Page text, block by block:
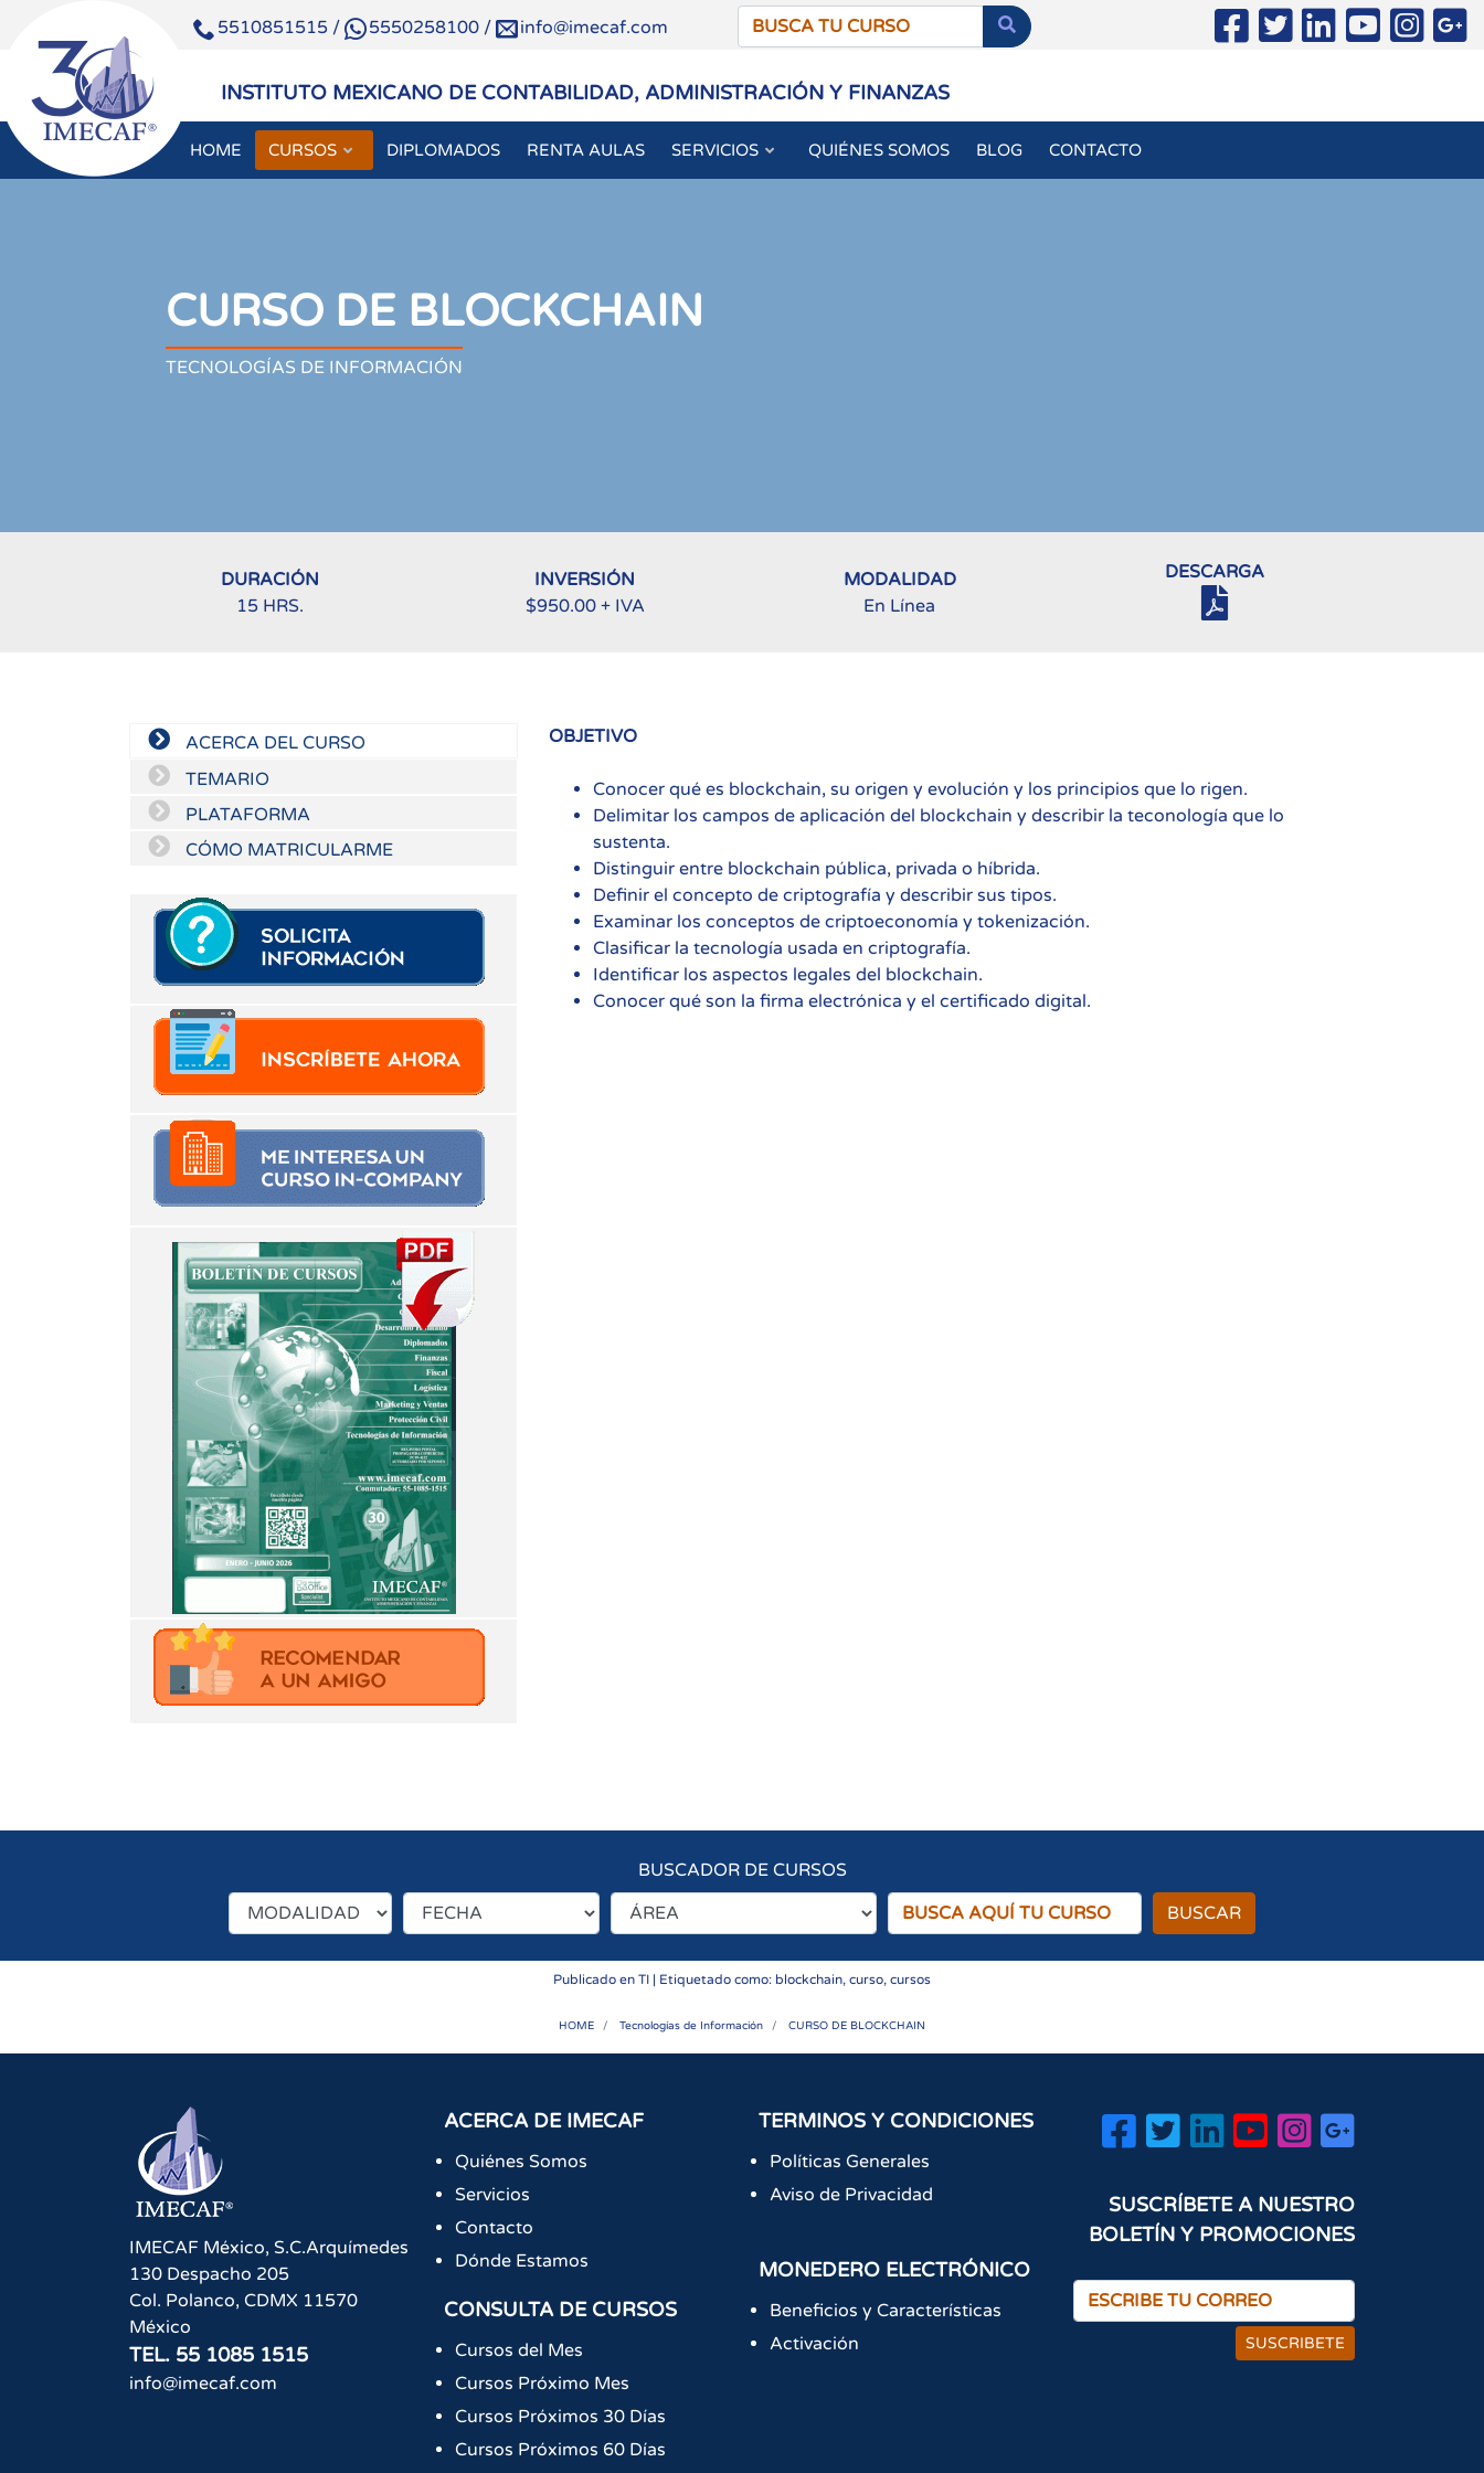
5510851515 / 5550258100 / info@imecaf.com
INSTITUTO MEXICANO DE CONTABILIDAD, ADMINISTRACIÓN Y FINANZAS
HOME CURSOS DIPLOMADOS RENTA AULAS SERVICIOS QUIÉNES SOMOS BLOG CONTACTO
CURSO DE BLOCKCHAIN
TECNOLOGÍAS DE INFORMACIÓN
DURACIÓN
15 HRS.
INVERSIÓN
$950.00 + IVA
MODALIDAD
En Línea
DESCARGA
ACERCA DEL CURSO
TEMARIO
PLATAFORMA
CÓMO MATRICULARME
OBJETIVO
Conocer qué es blockchain, su origen y evolución y los principios que lo rigen.
Delimitar los campos de aplicación del blockchain y describir la teconología que lo
sustenta.
Distinguir entre blockchain pública, privada o híbrida.
Definir el concepto de criptografía y describir sus tipos.
Examinar los conceptos de criptoeconomía y tokenización.
Clasificar la tecnología usada en criptografía.
Identificar los aspectos legales del blockchain.
Conocer qué son la firma electrónica y el certificado digital.
BUSCADOR DE CURSOS
BUSCAR
Publicado en TI | Etiquetado como: blockchain, curso, cursos
HOME Tecnologías de Información CURSO DE BLOCKCHAIN
IMECAF México, S.C.Arquímedes
130 Despacho 205
Col. Polanco, CDMX 11570
México
TEL. 55 1085 1515
info@imecaf.com
ACERCA DE IMECAF
Quiénes Somos
Servicios
Contacto
Dónde Estamos
CONSULTA DE CURSOS
Cursos del Mes
Cursos Próximo Mes
Cursos Próximos 30 Días
Cursos Próximos 60 Días
TERMINOS Y CONDICIONES
Políticas Generales
Aviso de Privacidad
MONEDERO ELECTRÓNICO
Beneficios y Características
Activación
SUSCRÍBETE A NUESTRO
BOLETÍN Y PROMOCIONES
SUSCRIBETE